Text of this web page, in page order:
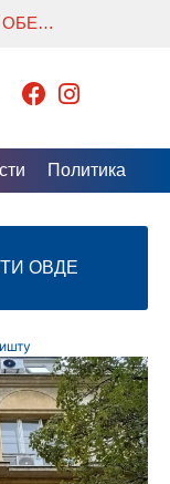
У АРАНЂЕЛОВЦУ ОБЕЛЕЖЕНА СЛАВА СВЕТОГ ПАНТЕЛЕЈМОНА У БОЛНИЧКОЈ КАПЕЛИ
Политика
ОВДЕ